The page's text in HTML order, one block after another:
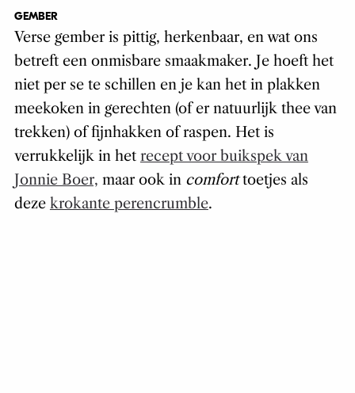
GEMBER
Verse gember is pittig, herkenbaar, en wat ons
betreft een onmisbare smaakmaker. Je hoeft het
niet per se te schillen en je kan het in plakken
meekoken in gerechten (of er natuurlijk thee van
trekken) of fijnhakken of raspen. Het is
verrukkelijk in het recept voor buikspek van
Jonnie Boer, maar ook in comforttoetjes als
deze krokante perencrumble.